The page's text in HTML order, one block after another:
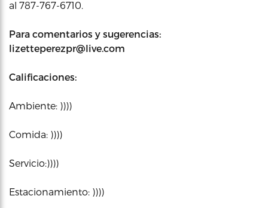
al 787-767-6710.
Para comentarios y sugerencias:
lizetteperezpr@live.com
Calificaciones:
Ambiente: ))))
Comida: ))))
Servicio:))))
Estacionamiento: ))))